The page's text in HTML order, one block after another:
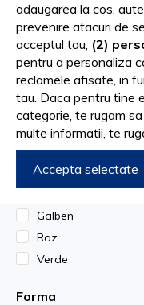
Categorie
Gume Polizare
Gume Polizare
Gume Polizare
Culoare
Albastru
Bordo deschis
Galben
Roz
Verde
Forma
adaugarea la cos,
prevenire atacuri de
acceptul tau; (2)
pentru a personaliza
reclamele afisate, in
tau. Daca pentru tine
categorie, te rugam
multe informatii, te
Accepta selectate